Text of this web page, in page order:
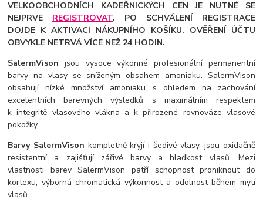
VELKOOBCHODNÍCH KADEŘNICKÝCH CEN JE NUTNÉ SE
NEJPRVE REGISTROVAT. PO SCHVÁLENÍ REGISTRACE
DOJDE K AKTIVACI NÁKUPNÍHO KOŠÍKU. OVĚŘENÍ ÚČTU
OBVYKLE NETRVÁ VÍCE NEŽ 24 HODIN.
SalermVison jsou vysoce výkonné profesionální permanentní
barvy na vlasy se sníženým obsahem amoniaku. SalermVison
obsahují nízké množství amoniaku s ohledem na zachování
excelentních barevných výsledků s maximálním respektem
k integritě vlasového vlákna a k přirozené rovnováze vlasové
pokožky.
Barvy SalermVison kompletně kryjí i šedivé vlasy, jsou oxidačně
resistentní a zajišťují zářivé barvy a hladkost vlasů. Mezi
vlastnosti barev SalermVison patří schopnost proniknout do
kortexu, výborná chromatická výkonnost a odolnost během mytí
vlasů.